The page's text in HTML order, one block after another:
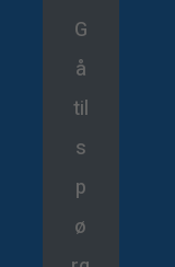
G
å
til
s
p
ø